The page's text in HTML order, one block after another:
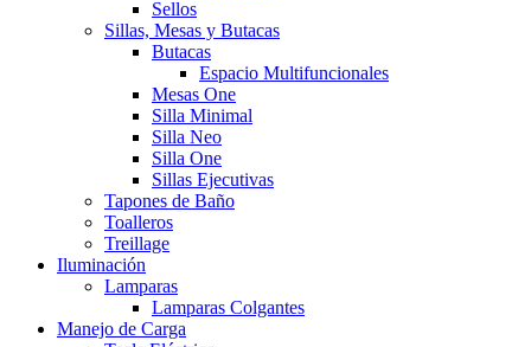
Sellos
Sillas, Mesas y Butacas
Butacas
Espacio Multifuncionales
Mesas One
Silla Minimal
Silla Neo
Silla One
Sillas Ejecutivas
Tapones de Baño
Toalleros
Treillage
Iluminación
Lamparas
Lamparas Colgantes
Manejo de Carga